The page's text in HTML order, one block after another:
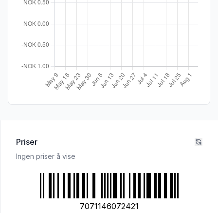
Priser
Ingen priser å vise
7071146072421